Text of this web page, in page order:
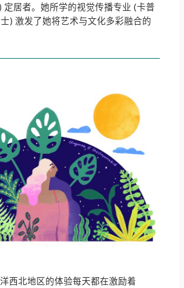
居者。她所学的视觉传播专业 (卡普
) 激发了她将艺术与文化多彩融合的
西北地区的体验每天都在激励着